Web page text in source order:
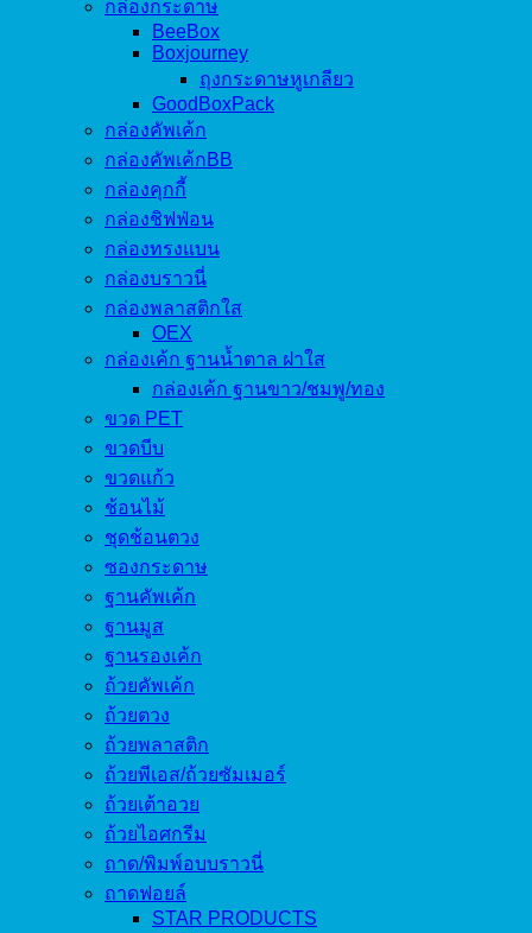
กล่องกระดาษ
BeeBox
Boxjourney
ถุงกระดาษหูเกลียว
GoodBoxPack
กล่องคัพเค้ก
กล่องคัพเค้กBB
กล่องคุกกี้
กล่องชิฟฟ่อน
กล่องทรงแบน
กล่องบราวนี่
กล่องพลาสติกใส
OEX
กล่องเค้ก ฐานน้ำตาล ฝาใส
กล่องเค้ก ฐานขาว/ชมพู/ทอง
ขวด PET
ขวดบีบ
ขวดแก้ว
ช้อนไม้
ชุดช้อนตวง
ซองกระดาษ
ฐานคัพเค้ก
ฐานมูส
ฐานรองเค้ก
ถ้วยคัพเค้ก
ถ้วยตวง
ถ้วยพลาสติก
ถ้วยพีเอส/ถ้วยซัมเมอร์
ถ้วยเต้าอวย
ถ้วยไอศกรีม
ถาด/พิมพ์อบบราวนี่
ถาดฟอยล์
STAR PRODUCTS